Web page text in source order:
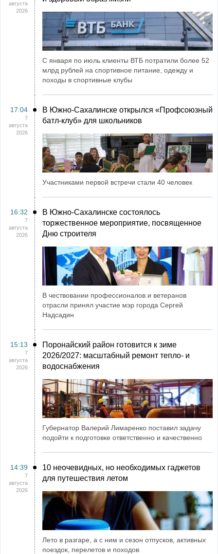
августа
2026
С января по июль клиенты ВТБ потратили более 52
млрд рублей на спортивное питание, одежду и
походы в спортивные клубы
17:04
7
августа
2026
В Южно-Сахалинске открылся «Профсоюзный
батл-клуб» для школьников
Участниками первой встречи стали 40 человек
16:32
7
августа
2026
В Южно-Сахалинске состоялось
торжественное мероприятие, посвященное
Дню строителя
В чествовании профессионалов и ветеранов
отрасли принял участие мэр города Сергей
Надсадин
15:13
7
августа
2026
Поронайский район готовится к зиме
2026/2027: масштабный ремонт тепло- и
водоснабжения
Губернатор Валерий Лимаренко поставил задачу
подойти к подготовке ответственно и качественно
14:39
7
августа
2026
10 неочевидных, но необходимых гаджетов
для путешествия летом
Лето в разгаре, а с ним и сезон отпусков, активных
поездок, перелетов и походов